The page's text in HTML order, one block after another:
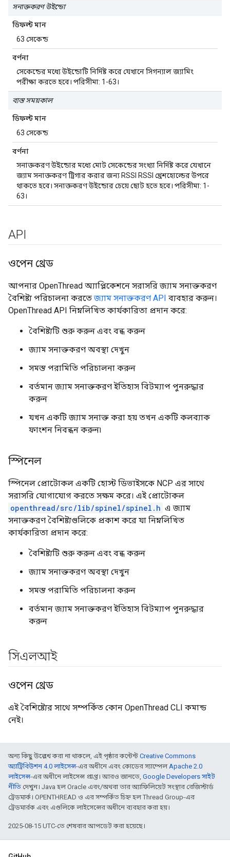
সনাক্তকরণ উইন্ডো
ডিফল্ট মান
63 সেকেন্ড
বর্ণনা
সেকেন্ডের মধ্যে উইন্ডোটি নির্দিষ্ট করে যেখানে সিগন্যাল জ্যামিং
পরীক্ষা করতে হবে। পরিসীমা: 1-63।
ব্যস্ত সময়কাল
ডিফল্ট মান
63 সেকেন্ড
বর্ণনা
সনাক্তকরণ উইন্ডোর মধ্যে মোট সেকেন্ডের সংখ্যা নির্দিষ্ট করে যেখানে
জ্যাম সনাক্তকরণ ট্রিগার করার জন্য RSSI RSSI থ্রেশহোল্ডের উপরে
থাকতে হবে। সনাক্তকরণ উইন্ডোর চেয়ে ছোট হতে হবে। পরিসীমা: 1-
63।
API
ওপেন থ্রেড
আপনার OpenThread অ্যাপ্লিকেশনে সরাসরি জ্যাম সনাক্তকরণ
বৈশিষ্ট্য পরিচালনা করতেজ্যাম সনাক্তকরণ API ব্যবহার করুন।
OpenThread API নিম্নলিখিত কার্যকারিতা প্রদান করে:
বৈশিষ্ট্যটি শুরু করুন এবং বন্ধ করুন
জ্যাম সনাক্তকরণ অবস্থা দেখুন
সমস্ত পরামিতি পরিচালনা করুন
বর্তমান জ্যাম সনাক্তকরণ ইতিহাস বিটম্যাপ পুনরুদ্ধার
করুন
যখন একটি জ্যাম সনাক্ত করা হয় তখন একটি কলব্যাক
ফাংশন নিবন্ধন করুন৷
স্পিনেল
স্পিনেল প্রোটোকল একটি হোস্ট ডিভাইসকে NCP এর সাথে
সরাসরি যোগাযোগ করতে সক্ষম করে। এই প্রোটোকল
openthread/src/lib/spinel/spinel.h এ জ্যাম
সনাক্তকরণ বৈশিষ্ট্যগুলিকে প্রকাশ করে যা নিম্নলিখিত
কার্যকারিতা প্রদান করে:
বৈশিষ্ট্যটি শুরু করুন এবং বন্ধ করুন
জ্যাম সনাক্তকরণ অবস্থা দেখুন
সমস্ত পরামিতি পরিচালনা করুন
বর্তমান জ্যাম সনাক্তকরণ ইতিহাস বিটম্যাপ পুনরুদ্ধার
করুন
সিএলআই
ওপেন থ্রেড
এই বৈশিষ্ট্যের সাথে সম্পর্কিত কোন OpenThread CLI কমান্ড
নেই।
অন্য কিছু উল্লেখ করা না থাকলে, এই পৃষ্ঠার কন্টেন্ট Creative Commons
অ্যাট্রিবিউশন 4.0 লাইসেন্স-এর অধীনে এবং কোডের স্যাম্পেল Apache 2.0
লাইসেন্স-এর অধীনে লাইসেন্স প্রাপ্ত। আরও জানতে, Google Developers সাইট
নীতি দেখুন। Java হল Oracle এবং/অথবা তার অ্যাফিলিয়েট সংস্থার রেজিস্টার্ড
ট্রেডমার্ক। OPENTHREAD ও এর সম্পর্কিত চিহ্ন হল Thread Group-এর
ট্রেডমার্রক এবং এগুলিকে লাইসেন্সের অধীনে ব্যবহার করা হয়।
2025-08-15 UTC-তে শেষবার আপডেট করা হয়েছে।